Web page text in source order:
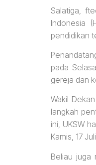
Salatiga,
Indonesia
pendidikan
pada
gereja dan
Wakil
langkah
ini, UKSW
Kamis, 17
Beliau juga